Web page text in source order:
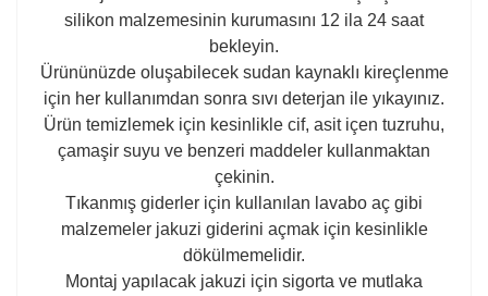
silikon malzemesinin kurumasını 12 ila 24 saat
bekleyin.
Ürününüzde oluşabilecek sudan kaynaklı kireçlenme
için her kullanımdan sonra sıvı deterjan ile yıkayınız.
Ürün temizlemek için kesinlikle cif, asit içen tuzruhu,
çamaşir suyu ve benzeri maddeler kullanmaktan
çekinin.
Tıkanmış giderler için kullanılan lavabo aç gibi
malzemeler jakuzi giderini açmak için kesinlikle
dökülmemelidir.
Montaj yapılacak jakuzi için sigorta ve mutlaka